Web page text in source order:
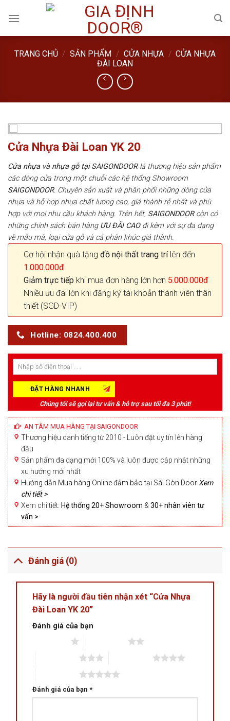
TRANG CHỦ / SẢN PHẨM / CỬA NHỰA / CỬA NHỰA
ĐÀI LOAN
Cửa Nhựa Đài Loan YK 20
Cửa nhựa và nhựa gỗ tại SAIGONDOORlà thương hiệu sản phẩm
các dòng cửa trong một chuỗi các hệ thống Showroom
SAIGONDOOR. Chuyên sản xuất và phân phối những dòng cửa
nhựa và hỗ hợp nhựa chất lượng cao, giá thành rẻ nhất và phù
hợp với mọi nhu cầu khách hàng. Trên hết, SAIGONDOORcòn có
những chính sách bán hàng ƯU ĐÃI CAO đi kèm với sự đa dạng
về mẫu mã, loại cửa gỗ và cả phân khúc giá thành.
Cơ hội nhận quà tặng đồ nội thất trang trílên đến
1.000.000đ
Giảm trực tiếp khi mua đơn hàng lớn hơn 5.000.000đ
Nhiều ưu đãi lớn khi đăng ký tài khoản thành viên thân
thiết (SGD-VIP)
Hotline: 0824.400.400
Chúng tôi sẽ gọi lại tư vấn & hỗ trợ sau tối đa 3 phút!
AN TÂM MUA HÀNG TẠI SAIGONDOOR
Thương hiệu danh tiếng từ 2010 - Luôn đặt uy tín lên hàng
đầu
Sản phẩm đa dạng mới 100% và luôn được cập nhật những
xu hướng mới nhất
Hướng dẫn Mua hàng Online đảm bảo tại Sài Gòn Door Xem
chi tiết >
Xem chi tiết: Hệ thống 20+ Showroom & 30+ nhân viên tư
vấn >
Đánh giá (0)
Hãy là người đầu tiên nhận xét “Cửa Nhựa
Đài Loan YK 20”
Đánh giá của bạn
Đánh giá của bạn *